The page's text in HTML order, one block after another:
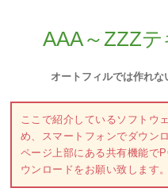
AAA～ZZZ
オートフィルでは作れ
ここで紹介しているソフトウ
め、スマートフォンでダウン
ページ上部にある共有機能で
ウンロードをお願い致します。